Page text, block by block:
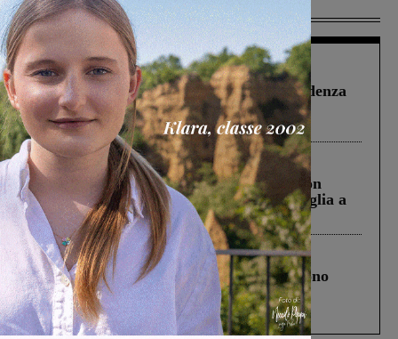
Più lette
Figline Incisa Valdarno 1 Agosto 2026
Piscina di Figline finanziata oltre la scadenza
Pnrr, il gruppo di Fratelli d’Italia: “Un
ringraziamento al Governo”
Cronaca 3 Agosto 2026
Scomparso da una struttura di Castiglion
Fiorentino l’uomo che aveva ucciso la figlia a
Levane nel 2020
Cronaca 4 Agosto 2026
Un anno fa la strage in A1 in cui morirono
Gianni, Giulia e Franco. Lo schianto, il
processo, lo stop ai sorpassi fra tir....